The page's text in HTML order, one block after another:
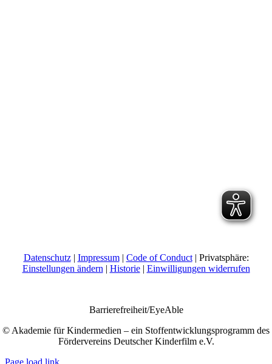
Datenschutz| Impressum| Code of Conduct| Privatsphäre:
Einstellungen ändern | Historie| Einwilligungen widerrufen
Barrierefreiheit/EyeAble
© Akademie für Kindermedien – ein Stoffentwicklungsprogramm des
Fördervereins Deutscher Kinderfilm e.V.
Page load link